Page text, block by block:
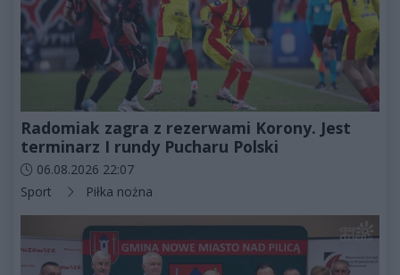
Radomiak zagra z rezerwami Korony. Jest
terminarz I rundy Pucharu Polski
Data dodania artykułu:
06.08.2026 22:07
Kategorie artykułu:
Sport Piłka nożna